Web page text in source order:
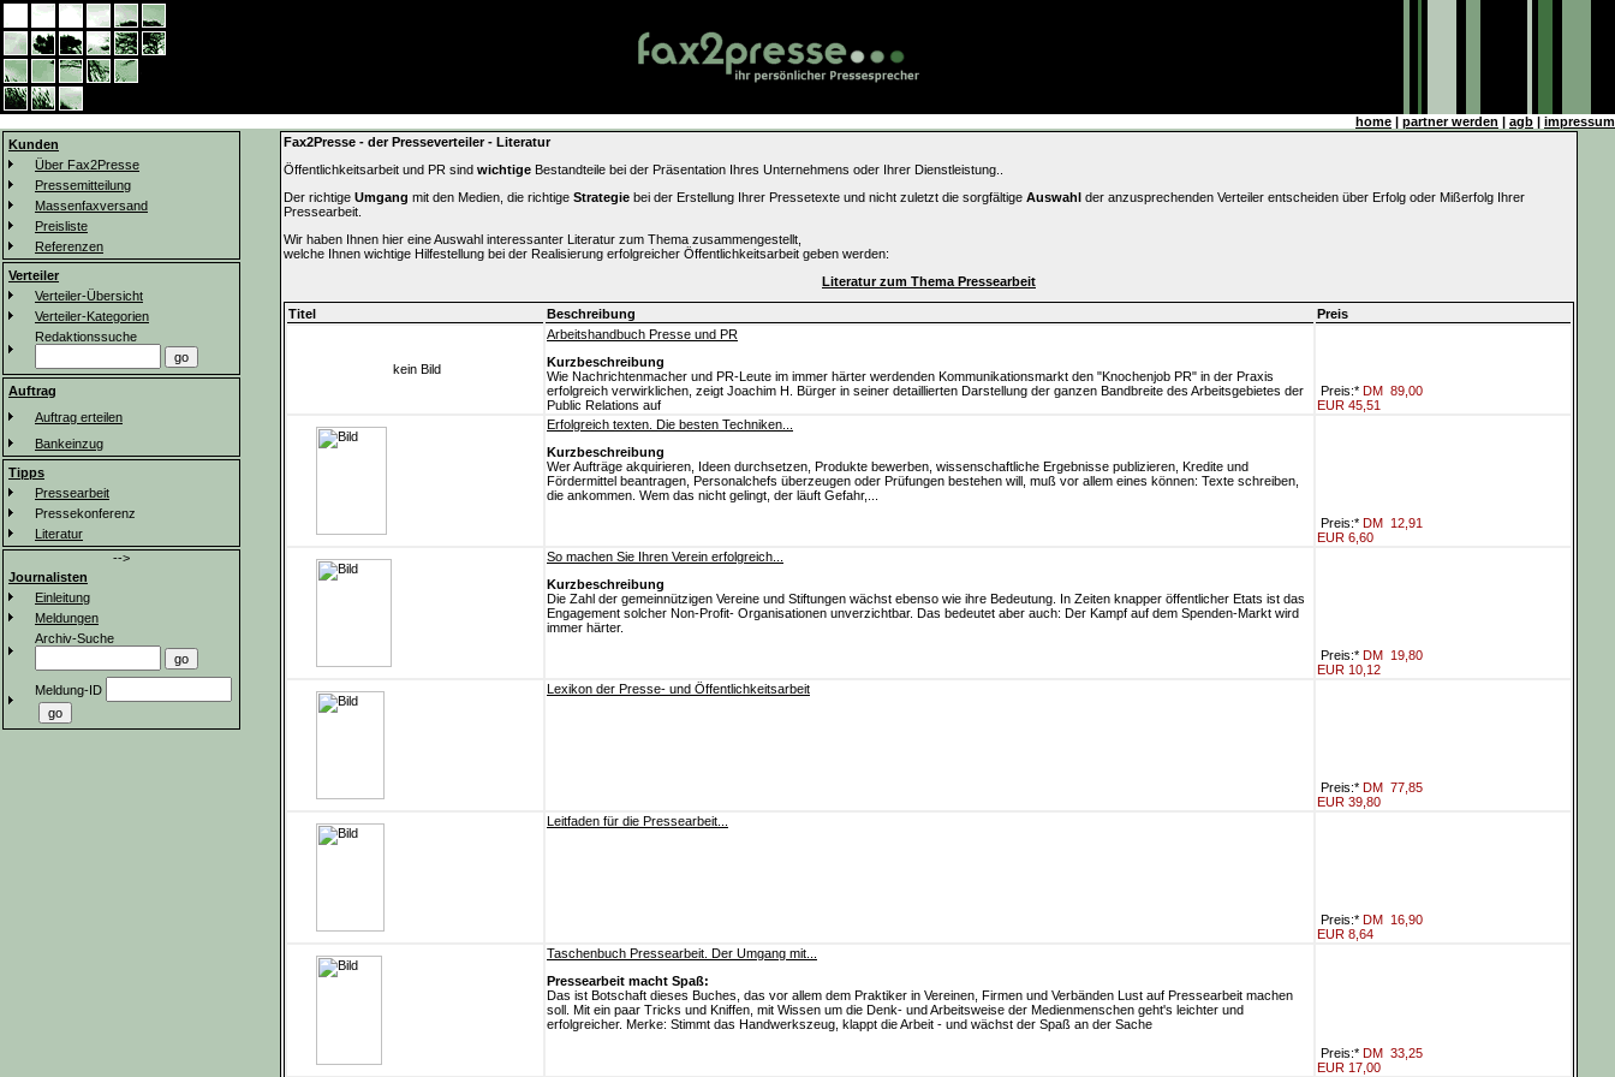
home | partner werden | agb | impressum
Kunden
Über Fax2Presse
Pressemitteilung
Massenfaxversand
Preisliste
Referenzen
Verteiler
Verteiler-Übersicht
Verteiler-Kategorien
Redaktionssuche
Auftrag
Auftrag erteilen
Bankeinzug
Tipps
Pressearbeit
Pressekonferenz
Literatur
-->
Journalisten
Einleitung
Meldungen
Archiv-Suche
Meldung-ID
Fax2Presse - der Presseverteiler - Literatur
Öffentlichkeitsarbeit und PR sind wichtige Bestandteile bei der Präsentation Ihres Unternehmens oder Ihrer Dienstleistung..
Der richtige Umgang mit den Medien, die richtige Strategie bei der Erstellung Ihrer Pressetexte und nicht zuletzt die sorgfältige Auswahl der anzusprechenden Verteiler entscheiden über Erfolg oder Mißerfolg Ihrer
Pressearbeit.
Wir haben Ihnen hier eine Auswahl interessanter Literatur zum Thema zusammengestellt,
welche Ihnen wichtige Hilfestellung bei der Realisierung erfolgreicher Öffentlichkeitsarbeit geben werden:
Literatur zum Thema Pressearbeit
Titel Beschreibung Preis
kein Bild
Arbeitshandbuch Presse und PR
Kurzbeschreibung
Wie Nachrichtenmacher und PR-Leute im immer härter werdenden Kommunikationsmarkt den "Knochenjob PR" in der Praxis
erfolgreich verwirklichen, zeigt Joachim H. Bürger in seiner detaillierten Darstellung der ganzen Bandbreite des Arbeitsgebietes der
Public Relations auf
Preis:* DM 89,00
EUR 45,51
Erfolgreich texten. Die besten Techniken...
Kurzbeschreibung
Wer Aufträge akquirieren, Ideen durchsetzen, Produkte bewerben, wissenschaftliche Ergebnisse publizieren, Kredite und
Fördermittel beantragen, Personalchefs überzeugen oder Prüfungen bestehen will, muß vor allem eines können: Texte schreiben,
die ankommen. Wem das nicht gelingt, der läuft Gefahr,...
Preis:* DM 12,91
EUR 6,60
So machen Sie Ihren Verein erfolgreich...
Kurzbeschreibung
Die Zahl der gemeinnützigen Vereine und Stiftungen wächst ebenso wie ihre Bedeutung. In Zeiten knapper öffentlicher Etats ist das
Engagement solcher Non-Profit- Organisationen unverzichtbar. Das bedeutet aber auch: Der Kampf auf dem Spenden-Markt wird
immer härter.
Preis:* DM 19,80
EUR 10,12
Lexikon der Presse- und Öffentlichkeitsarbeit
Preis:* DM 77,85
EUR 39,80
Leitfaden für die Pressearbeit...
Preis:* DM 16,90
EUR 8,64
Taschenbuch Pressearbeit. Der Umgang mit...
Pressearbeit macht Spaß:
Das ist Botschaft dieses Buches, das vor allem dem Praktiker in Vereinen, Firmen und Verbänden Lust auf Pressearbeit machen
soll. Mit ein paar Tricks und Kniffen, mit Wissen um die Denk- und Arbeitsweise der Medienmenschen geht's leichter und
erfolgreicher. Merke: Stimmt das Handwerkszeug, klappt die Arbeit - und wächst der Spaß an der Sache
Preis:* DM 33,25
EUR 17,00